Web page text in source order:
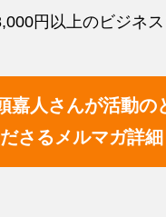
円以上のビジネ
嘉人さんが活動の
さるメルマガ詳